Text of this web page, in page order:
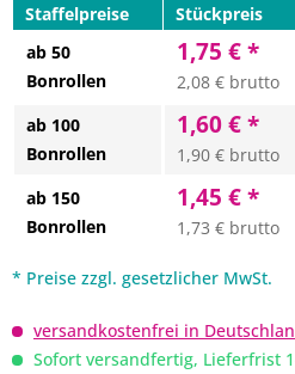
Staffelpreise Stückpreis
ab 50
Bonrollen
1,75 € *
2,08 € brutto
ab 100
Bonrollen
1,60 € *
1,90 € brutto
ab 150
Bonrollen
1,45 € *
1,73 € brutto
* Preise zzgl. gesetzlicher MwSt.
versandkostenfrei in
Sofort versandfertig, Lieferfrist